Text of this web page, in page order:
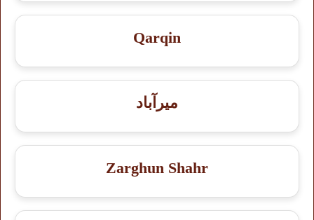
Qarqin
میرآباد
Zarghun Shahr